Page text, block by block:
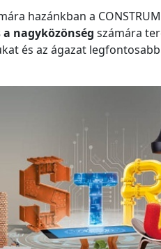
hazánkban a
nagyközönség számára
és az ágazat